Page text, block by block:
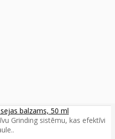
balzams, 50 ml
Grinding sistēmu, kas efektīvi